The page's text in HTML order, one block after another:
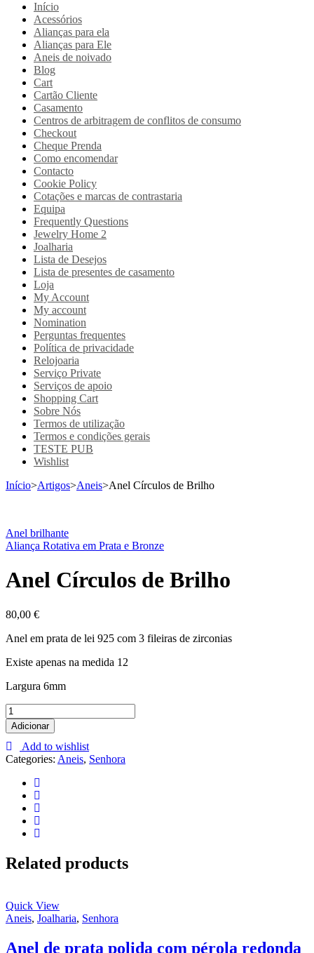
Início
Acessórios
Alianças para ela
Alianças para Ele
Aneis de noivado
Blog
Cart
Cartão Cliente
Casamento
Centros de arbitragem de conflitos de consumo
Checkout
Cheque Prenda
Como encomendar
Contacto
Cookie Policy
Cotações e marcas de contrastaria
Equipa
Frequently Questions
Jewelry Home 2
Joalharia
Lista de Desejos
Lista de presentes de casamento
Loja
My Account
My account
Nomination
Perguntas frequentes
Política de privacidade
Relojoaria
Serviço Private
Serviços de apoio
Shopping Cart
Sobre Nós
Termos de utilização
Termos e condições gerais
TESTE PUB
Wishlist
Início>Artigos>Aneis>Anel Círculos de Brilho
Anel brilhante
Aliança Rotativa em Prata e Bronze
Anel Círculos de Brilho
80,00 €
Anel em prata de lei 925 com 3 fileiras de zirconias
Existe apenas na medida 12
Largura 6mm
Anel
Círculos
de
Brilho
quantity
Adicionar
Add to wishlist
Categories: Aneis, Senhora
Related products
Quick View
Aneis, Joalharia, Senhora
Anel de prata polida com pérola redonda